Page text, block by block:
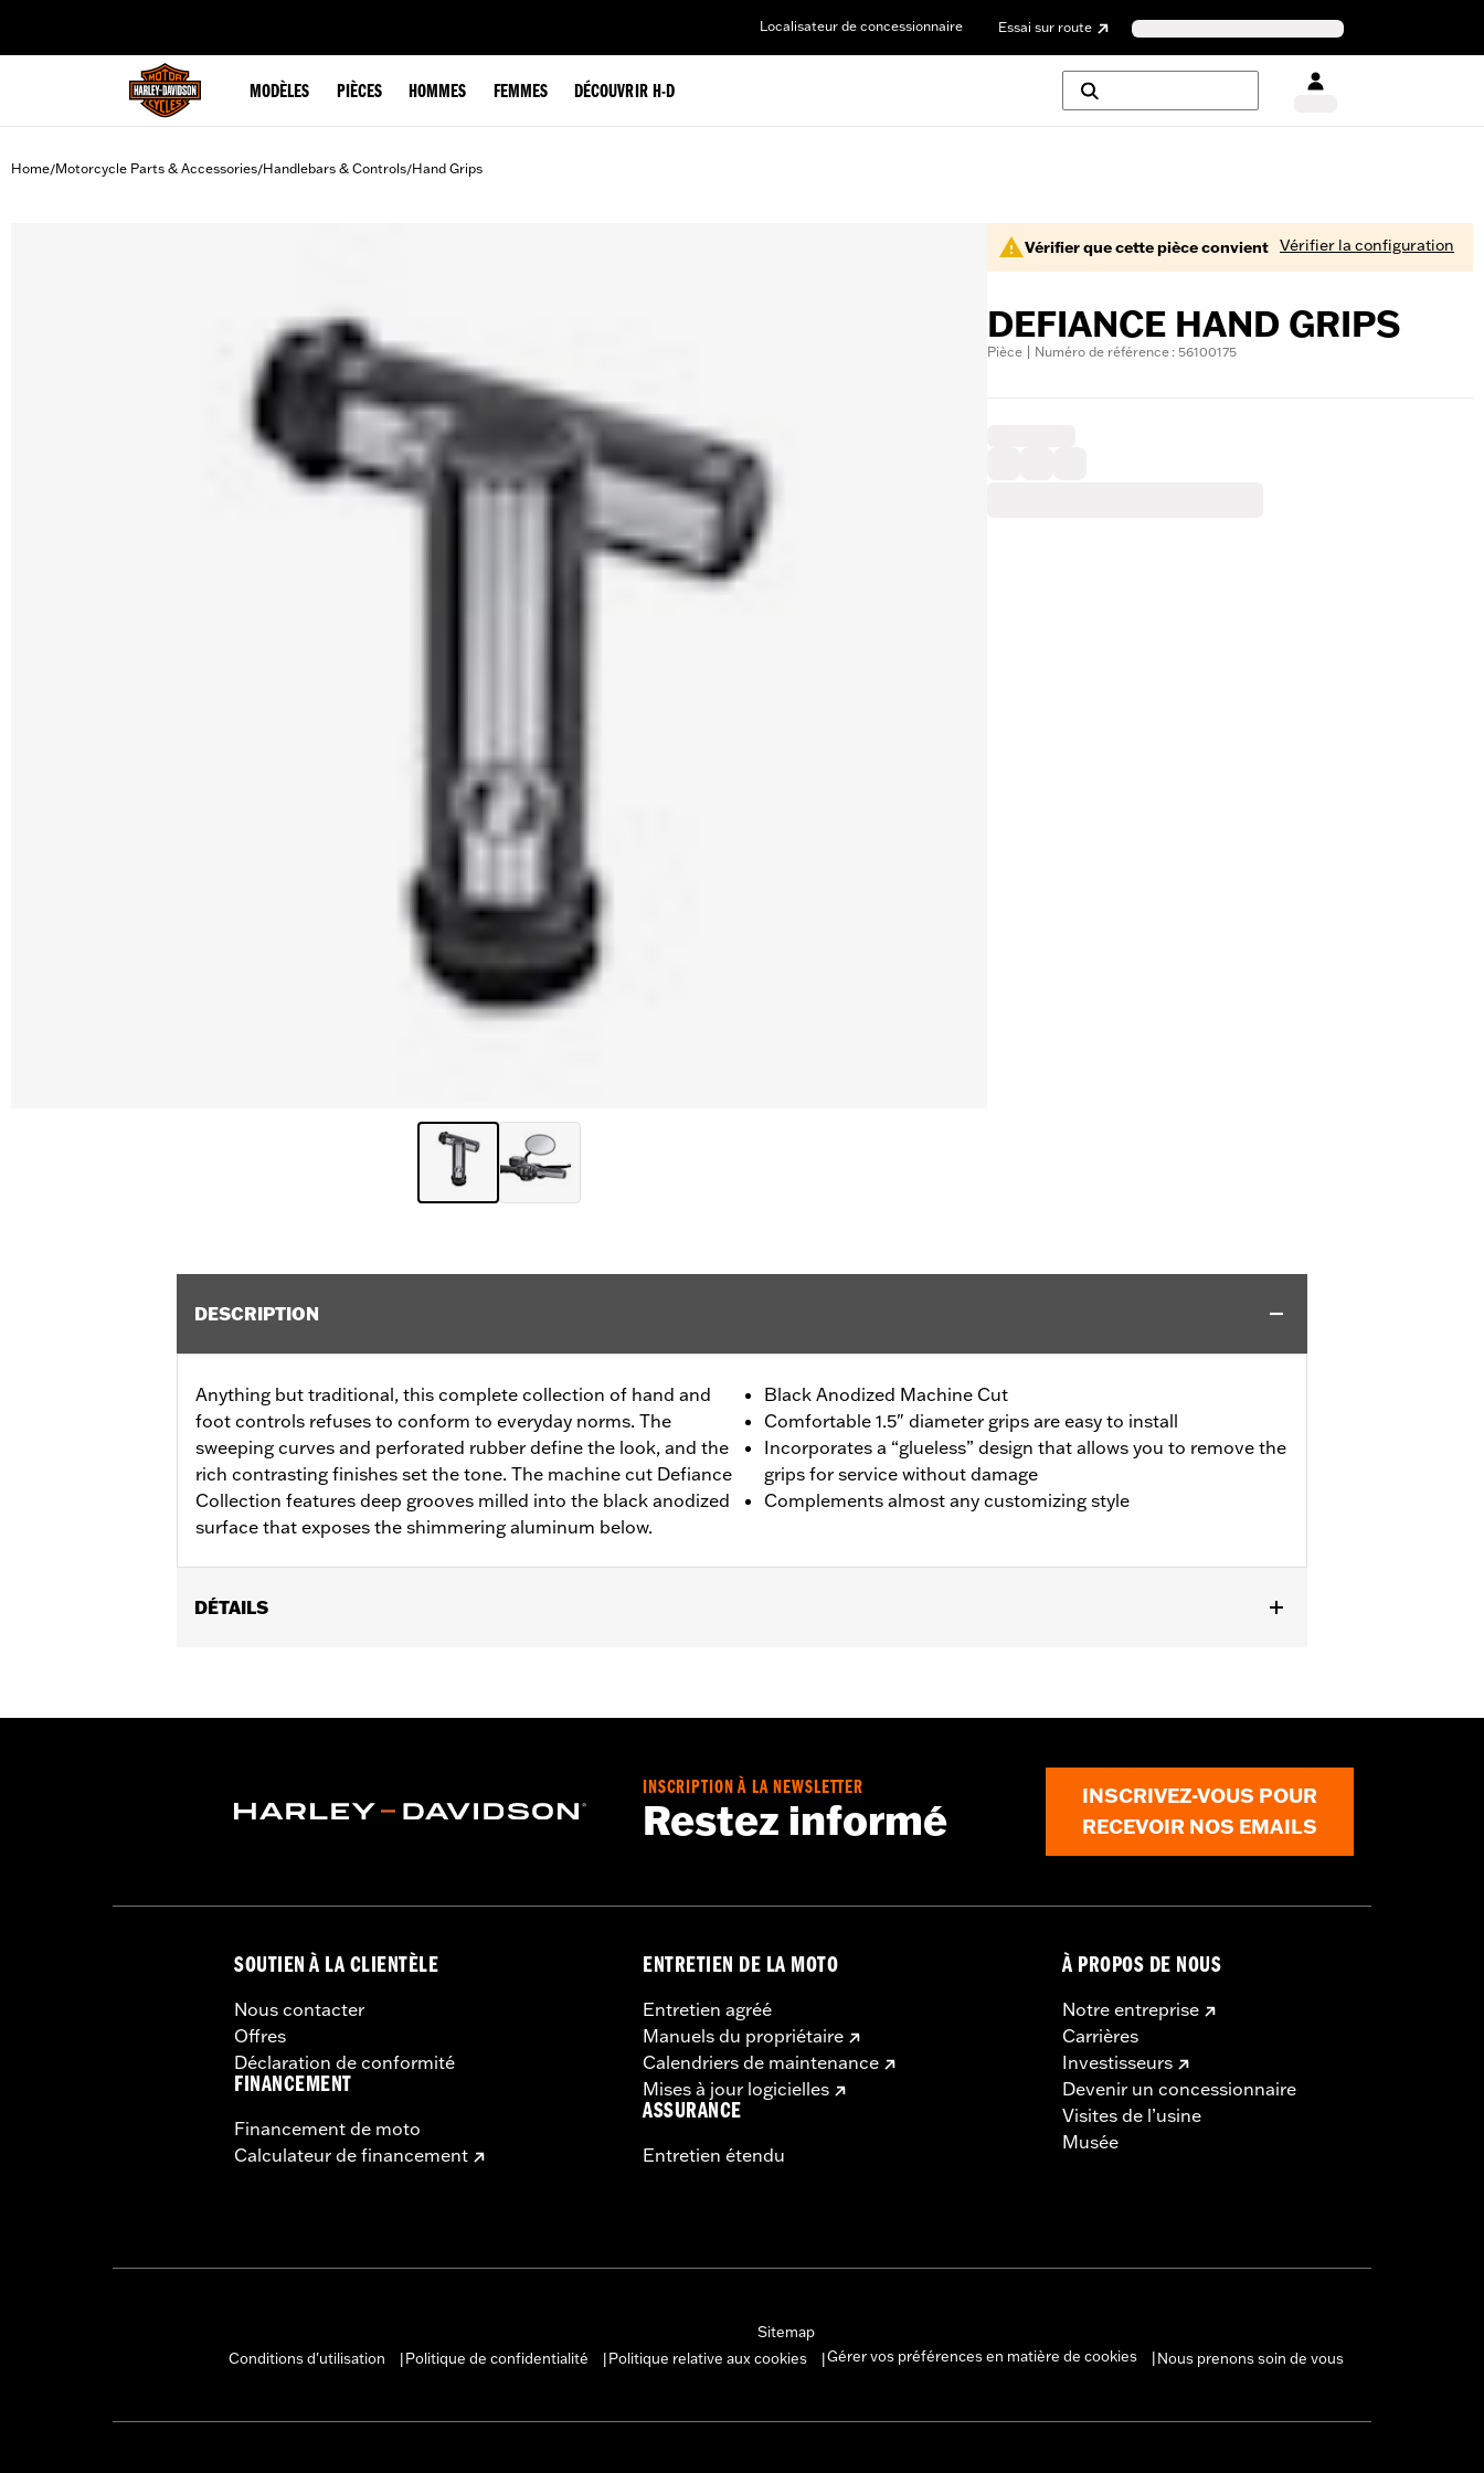
Localisateur de concessionnaire Essai sur route
MODÈLES PIÈCES HOMMES FEMMES DÉCOUVRIR H-D
Home/Motorcycle Parts & Accessories/Handlebars & Controls/Hand Grips
Vérifier que cette pièce convient Vérifier la configuration
DEFIANCE HAND GRIPS
Pièce | Numéro de référence : 56100175
DESCRIPTION
Anything but traditional, this complete collection of hand and
foot controls refuses to conform to everyday norms. The
sweeping curves and perforated rubber define the look, and the
rich contrasting finishes set the tone. The machine cut Defiance
Collection features deep grooves milled into the black anodized
surface that exposes the shimmering aluminum below.
Black Anodized Machine Cut
Comfortable 1.5" diameter grips are easy to install
Incorporates a “glueless” design that allows you to remove the
grips for service without damage
Complements almost any customizing style
DÉTAILS
Installation Instructions
Sold In Units:Pair
INSCRIPTION À LA NEWSLETTER
Restez informé
INSCRIVEZ-VOUS POUR
RECEVOIR NOS EMAILS
SOUTIEN À LA CLIENTÈLE
Nous contacter
Offres
Déclaration de conformité
FINANCEMENT
Financement de moto
Calculateur de financement
ENTRETIEN DE LA MOTO
Entretien agréé
Manuels du propriétaire
Calendriers de maintenance
Mises à jour logicielles
ASSURANCE
Entretien étendu
À PROPOS DE NOUS
Notre entreprise
Carrières
Investisseurs
Devenir un concessionnaire
Visites de l’usine
Musée
Sitemap
Conditions d'utilisation
Politique de confidentialité Politique relative aux cookies Gérer vos préférences en matière de cookies Nous prenons soin de vous